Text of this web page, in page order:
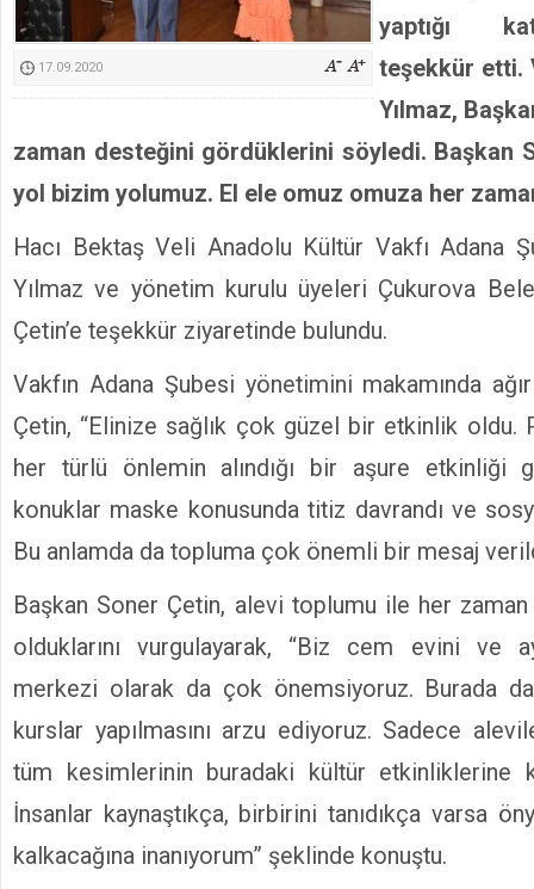
17.09.2020
yaptığı
teşekkür etti.
Yılmaz,
zaman desteğini gördüklerini söyledi. Başkan
yol bizim yolumuz. El ele omuz omuza her
Hacı Bektaş Veli Anadolu Kültür Vakfı Adana
Yılmaz ve yönetim kurulu üyeleri Çukurova
Çetin’e teşekkür ziyaretinde bulundu.
Vakfın Adana Şubesi yönetimini makamında
Çetin, “Elinize sağlık çok güzel bir etkinlik oldu.
her türlü önlemin alındığı bir aşure etkinliği
konuklar maske konusunda titiz davrandı ve
Bu anlamda da topluma çok önemli bir mesaj
Başkan Soner Çetin, alevi toplumu ile her
olduklarını vurgulayarak, “Biz cem evini ve
merkezi olarak da çok önemsiyoruz. Burada
kurslar yapılmasını arzu ediyoruz. Sadece
tüm kesimlerinin buradaki kültür etkinliklerine
İnsanlar kaynaştıkça, birbirini tanıdıkça varsa
kalkacağına inanıyorum” şeklinde konuştu.